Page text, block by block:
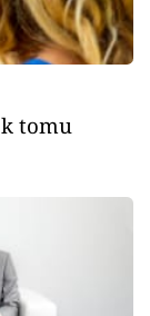
tomu